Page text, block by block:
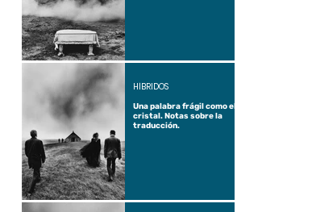
Una palabra frágil como el
cristal. Notas sobre la
traducción.
HÍBRIDOS